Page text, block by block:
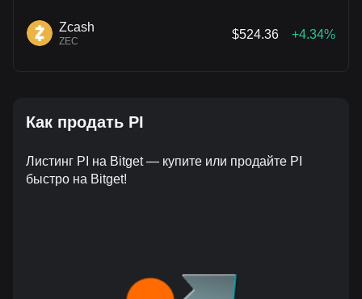
Zcash
ZEC
$524.36 +4.34%
Как продать PI
Листинг PI на Bitget — купите или продайте PI
быстро на Bitget!